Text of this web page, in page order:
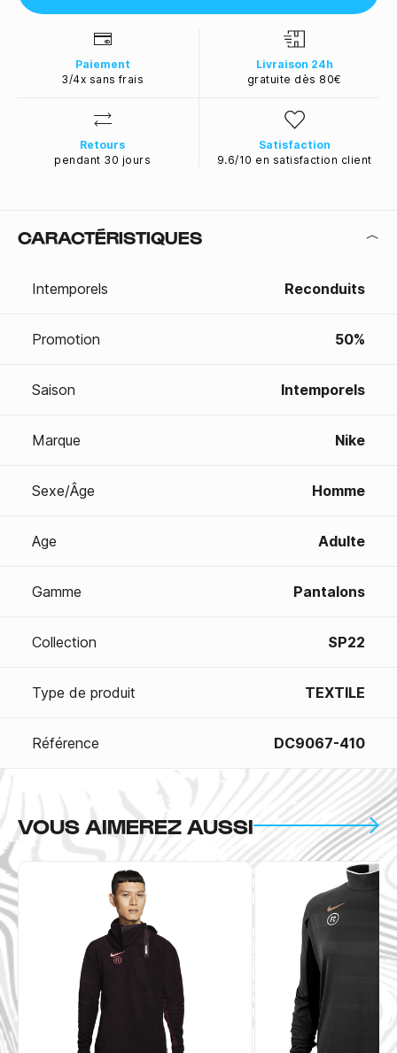
Paiement
3/4x sans frais
Livraison 24h
gratuite dès 80€
Retours
pendant 30 jours
Satisfaction
9.6/10 en satisfaction client
CARACTÉRISTIQUES
Intemporels Reconduits
Promotion 50%
Saison Intemporels
Marque Nike
Sexe/Âge Homme
Age Adulte
Gamme Pantalons
Collection SP22
Type de produit TEXTILE
Référence DC9067-410
VOUS AIMEREZ AUSSI